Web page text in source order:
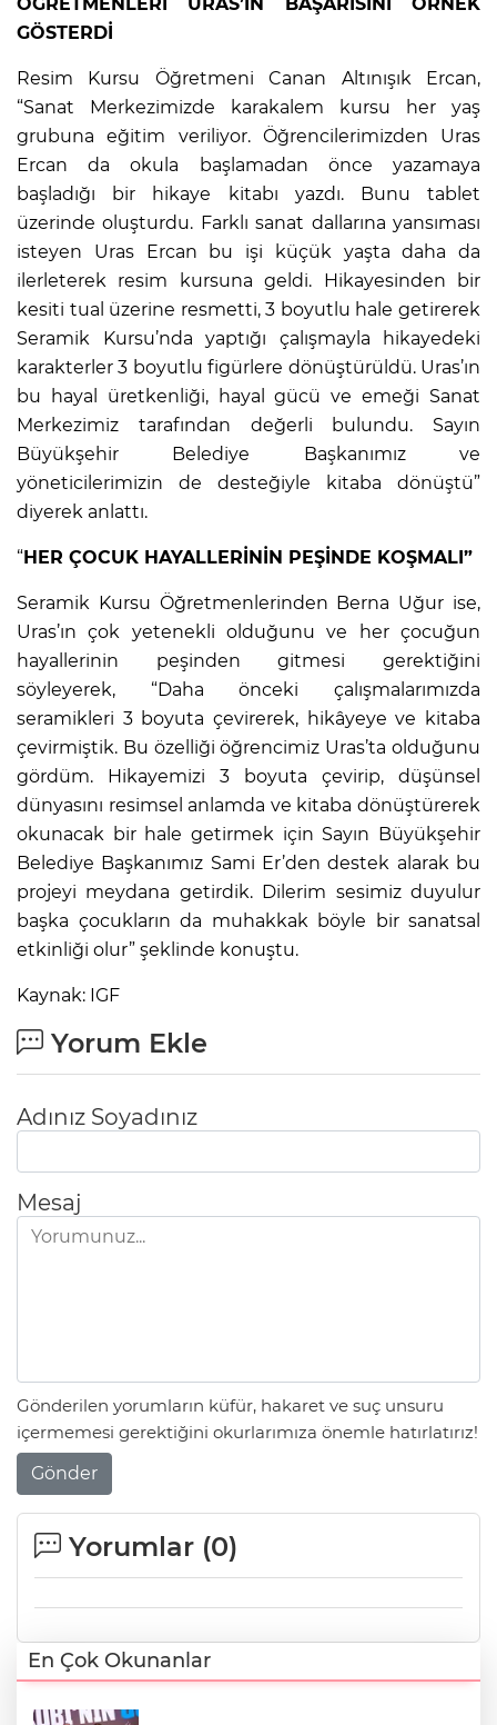
GÖSTERDİ
Resim Kursu Öğretmeni Canan Altınışık Ercan,
“Sanat Merkezimizde karakalem kursu her yaş
grubuna eğitim veriliyor. Öğrencilerimizden Uras
Ercan da okula başlamadan önce yazamaya
başladığı bir hikaye kitabı yazdı. Bunu tablet
üzerinde oluşturdu. Farklı sanat dallarına yansıması
isteyen Uras Ercan bu işi küçük yaşta daha da
ilerleterek resim kursuna geldi. Hikayesinden bir
kesiti tual üzerine resmetti, 3 boyutlu hale getirerek
Seramik Kursu’nda yaptığı çalışmayla hikayedeki
karakterler 3 boyutlu figürlere dönüştürüldü. Uras’ın
bu hayal üretkenliği, hayal gücü ve emeği Sanat
Merkezimiz tarafından değerli bulundu. Sayın
Büyükşehir Belediye Başkanımız ve
yöneticilerimizin de desteğiyle kitaba dönüştü”
diyerek anlattı.
“HER ÇOCUK HAYALLERİNİN PEŞİNDE KOŞMALI”
Seramik Kursu Öğretmenlerinden Berna Uğur ise,
Uras’ın çok yetenekli olduğunu ve her çocuğun
hayallerinin peşinden gitmesi gerektiğini
söyleyerek, “Daha önceki çalışmalarımızda
seramikleri 3 boyuta çevirerek, hikâyeye ve kitaba
çevirmiştik. Bu özelliği öğrencimiz Uras’ta olduğunu
gördüm. Hikayemizi 3 boyuta çevirip, düşünsel
dünyasını resimsel anlamda ve kitaba dönüştürerek
okunacak bir hale getirmek için Sayın Büyükşehir
Belediye Başkanımız Sami Er’den destek alarak bu
projeyi meydana getirdik. Dilerim sesimiz duyulur
başka çocukların da muhakkak böyle bir sanatsal
etkinliği olur” şeklinde konuştu.
Kaynak: IGF
Yorum Ekle
Adınız Soyadınız
Mesaj
Gönderilen yorumların küfür, hakaret ve suç unsuru
içermemesi gerektiğini okurlarımıza önemle hatırlatırız!
Gönder
Yorumlar (0)
En Çok Okunanlar